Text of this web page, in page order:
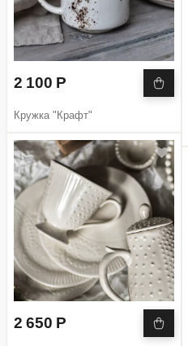
2 100 Р
Кружка "Крафт"
2 650 Р